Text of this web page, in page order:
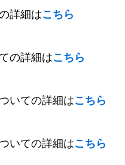
詳細はこちら
の詳細はこちら
いての詳細はこちら
いての詳細はこちら